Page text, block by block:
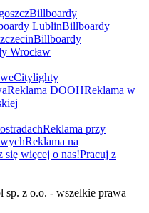
Billboardy
LublinBillboardy
Billboardy
Wrocław
Citylighty
Reklama DOOHReklama w
Reklama przy
Reklama na
się więcej o nas!Pracuj z
z o.o. - wszelkie prawa